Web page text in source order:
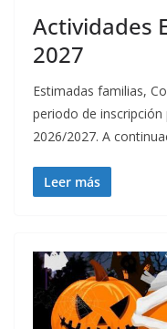
Actividades
2027
Estimadas familias,
periodo de
2026/2027. A
Leer más